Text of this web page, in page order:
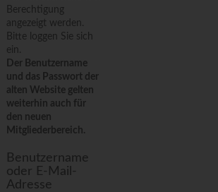
Berechtigung
angezeigt werden.
Bitte loggen Sie sich
ein.
Der Benutzername
und das Passwort der
alten Website gelten
weiterhin auch für
den neuen
Mitgliederbereich.
Benutzername
oder E-Mail-
Adresse